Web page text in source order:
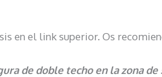
en el link superior. Os
de doble techo en la zona